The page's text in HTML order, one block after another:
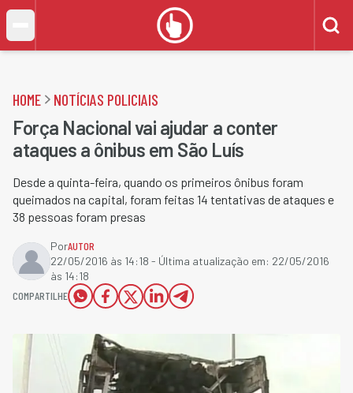
HOME NOTÍCIAS POLICIAIS
Força Nacional vai ajudar a conter
ataques a ônibus em São Luís
Desde a quinta-feira, quando os primeiros ônibus foram
queimados na capital, foram feitas 14 tentativas de ataques e
38 pessoas foram presas
PorAUTOR
22/05/2016 às 14:18 - Última atualização em: 22/05/2016
às 14:18
COMPARTILHE